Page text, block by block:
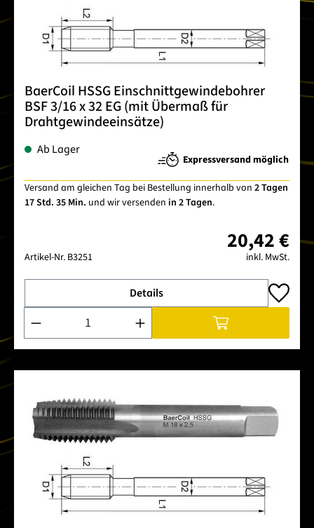
BaerCoil HSSG Einschnittgewindebohrer
BSF 3/16 x 32 EG (mit Übermaß für
Drahtgewindeeinsätze)
Ab Lager
Expressversand möglich
Versand am gleichen Tag bei Bestellung innerhalb von 2 Tagen
17 Std. 35 Min. und wir versenden in 2 Tagen.
Artikel-Nr. B3251
20,42 €
inkl. MwSt.
Details
Produkt Anzahl: Gib den gewünschten Wert ein oder